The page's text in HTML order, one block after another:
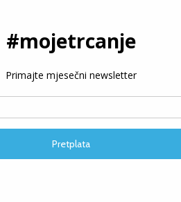
atletičar(ka) treba zadovoljiti da bi u
i ekipno natjecanje za
tim muškaraca i jedan tim žena, gdje